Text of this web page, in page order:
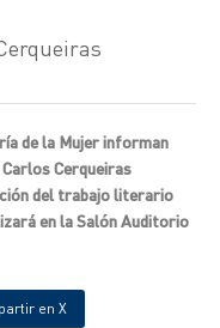
de la Mujer informan
Cerqueiras
del trabajo literario
en la Salón Auditorio
en X